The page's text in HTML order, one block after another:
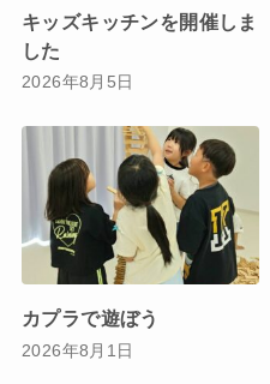
キッズキッチンを開催しま
した
2026年8月5日
カプラで遊ぼう
2026年8月1日